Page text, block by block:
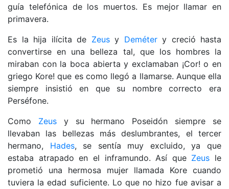
guía telefónica de los muertos. Es mejor llamar en
primavera.
Es la hija ilícita de Zeusy Demétery creció hasta
convertirse en una belleza tal, que los hombres la
miraban con la boca abierta y exclamaban ¡Cor! o en
griego Kore! que es como llegó a llamarse. Aunque ella
siempre insistió en que su nombre correcto era
Perséfone.
Como Zeusy su hermano Poseidón siempre se
llevaban las bellezas más deslumbrantes, el tercer
hermano, Hades, se sentía muy excluido, ya que
estaba atrapado en el inframundo. Así que Zeus le
prometió una hermosa mujer llamada Kore cuando
tuviera la edad suficiente. Lo que no hizo fue avisar a